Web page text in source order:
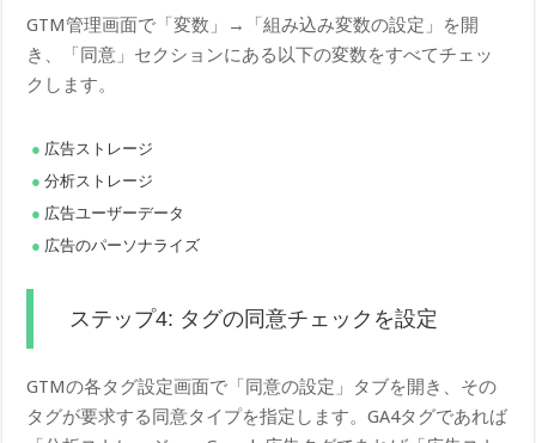
GTM管理画面で「変数」→「組み込み変数の設定」を開
き、「同意」セクションにある以下の変数をすべてチェッ
クします。
広告ストレージ
分析ストレージ
広告ユーザーデータ
広告のパーソナライズ
ステップ4: タグの同意チェックを設定
GTMの各タグ設定画面で「同意の設定」タブを開き、その
タグが要求する同意タイプを指定します。GA4タグであれば